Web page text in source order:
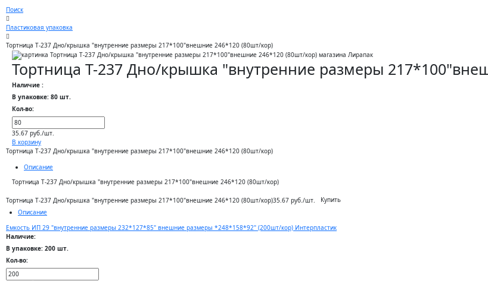
Поиск
Пластиковая упаковка
Тортница Т-237 Дно/крышка "внутренние размеры 217*100"внешние 246*120 (80шт/кор)
Тортница Т-237 Дно/крышка "внутренние размеры
Наличие :
В упаковке: 80 шт.
Кол-во:
35.67 руб./шт.
В корзину
Тортница Т-237 Дно/крышка "внутренние размеры 217*100"внешние 246*120 (80шт/кор)
Описание
Тортница Т-237 Дно/крышка "внутренние размеры 217*100"внешние 246*120 (80шт/кор)
Тортница Т-237 Дно/крышка "внутренние размеры 217*100"внешние 246*120 (80шт/кор)35.67 руб./шт.
Купить
Описание
Емкость ИП 29 "внутренние размеры 232*127*85" внешние размеры *248*158*92" (200шт/кор) Интерпластик
Наличие:
В упаковке: 200 шт.
Кол-во: